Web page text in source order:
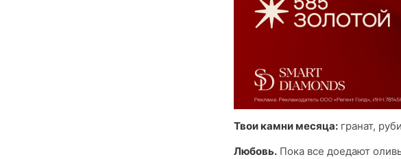
Твои камни месяца:гранат,
Любовь.Пока все доедают